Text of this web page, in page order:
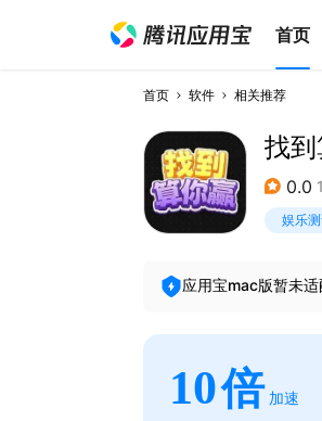
首页
首页 软件 相关推荐
找
0.0
娱乐
应用宝mac版暂未
10倍 加速